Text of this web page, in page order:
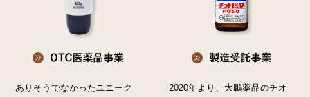
ありそうでなかったユニーク
2020年より、大鵬薬品のチオ